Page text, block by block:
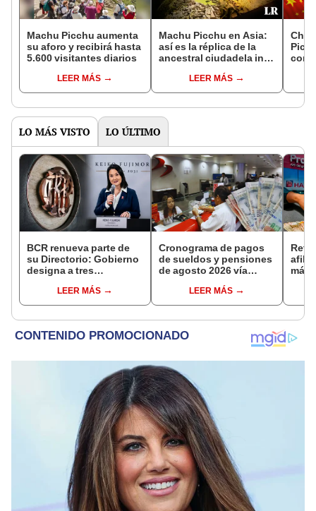
Machu Picchu aumenta
su aforo y recibirá hasta
5.600 visitantes diarios
LEER MÁS
Machu Picchu en Asia:
así es la réplica de la
ancestral ciudadela inca
LEER MÁS
LO MÁS VISTO LO ÚLTIMO
BCR renueva parte de
su Directorio: Gobierno
designa a tres
EjecutivoLEER MÁS
Cronograma de pagos
de sueldos y pensiones
de agosto 2026 vía
conoce las fechas de
depósito
LEER MÁS
más